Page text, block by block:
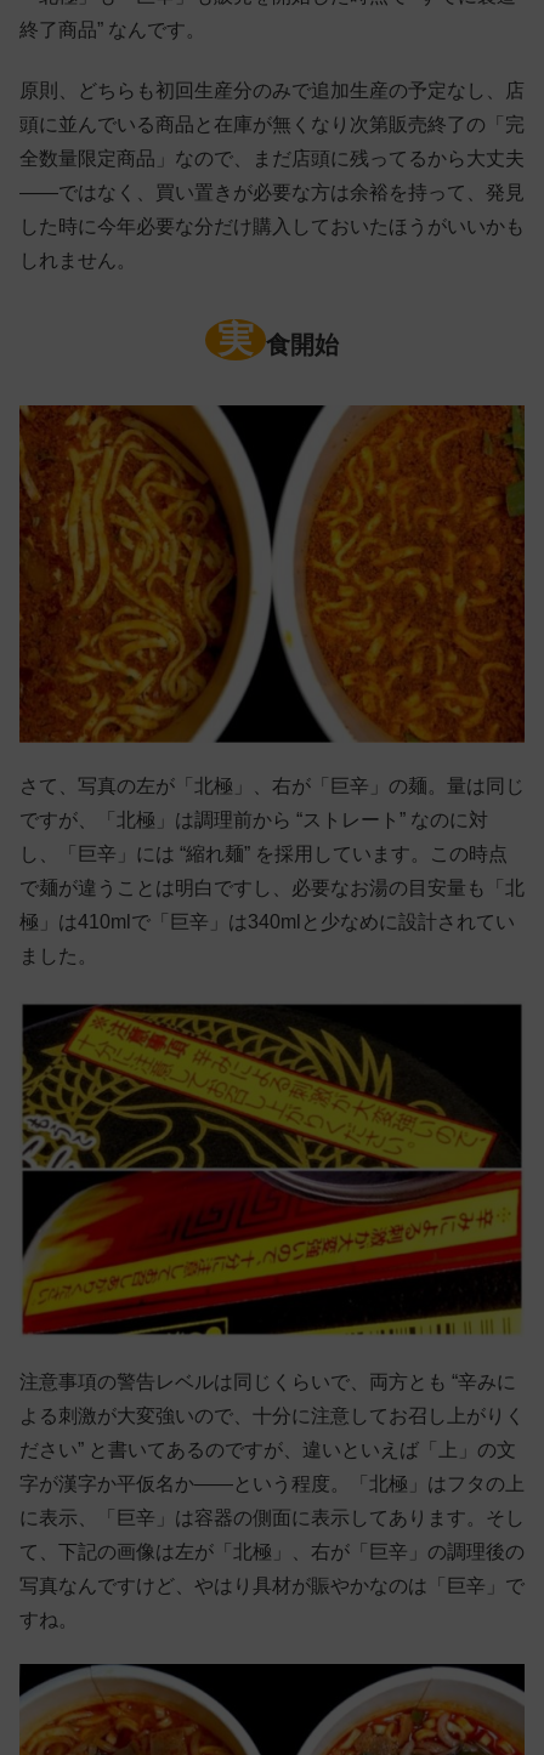
終了商品” なんです。
原則、どちらも初回生産分のみで追加生産の予定なし、店
頭に並んでいる商品と在庫が無くなり次第販売終了の「完
全数量限定商品」なので、まだ店頭に残ってるから大丈夫
——ではなく、買い置きが必要な方は余裕を持って、発見
した時に今年必要な分だけ購入しておいたほうがいいかも
しれません。
実 食開始
さて、写真の左が「北極」、右が「巨辛」の麺。量は同じ
ですが、「北極」は調理前から “ストレート” なのに対
し、「巨辛」には “縮れ麺” を採用しています。この時点
で麺が違うことは明白ですし、必要なお湯の目安量も「北
極」は410mlで「巨辛」は340mlと少なめに設計されてい
ました。
注意事項の警告レベルは同じくらいで、両方とも “辛みに
よる刺激が大変強いので、十分に注意してお召し上がりく
ださい” と書いてあるのですが、違いといえば「上」の文
字が漢字か平仮名か——という程度。「北極」はフタの上
に表示、「巨辛」は容器の側面に表示してあります。そし
て、下記の画像は左が「北極」、右が「巨辛」の調理後の
写真なんですけど、やはり具材が賑やかなのは「巨辛」で
すね。